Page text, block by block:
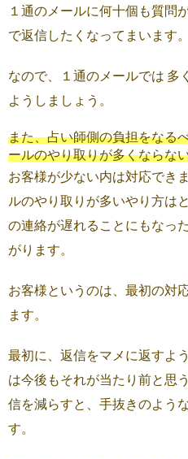
１通のメールに何十個も質問
で返信したくなってまいます。
なので、１通のメールでは 多
ようしましょう。
また、占い師側の負担をなる
ールのやり取りが多くならな
お客様が少ない内は対応でき
ルのやり取りが多いやり方は
の連絡が遅れることにもなっ
がります。
お客様というのは、最初の対
ます。
最初に、返信をマメに返すよ
は今後もそれが当たり前と思
信を減らすと、手抜きのよう
す。